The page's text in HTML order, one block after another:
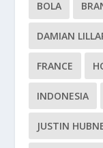
BOLA
DAMIAN
FRANCE
INDONESIA
JUSTIN